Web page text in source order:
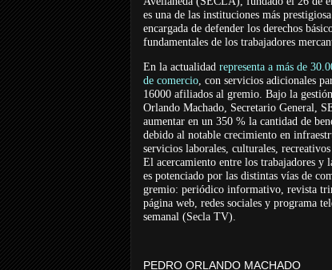
es una de las instituciones más
encargada de defender los derechos
fundamentales de los trabajadores
En la actualidad representa a más de
de comercio, con servicios adicionales
16000 afiliados al gremio. Bajo la
Orlando Machado, Secretario General,
aumentar en un 350 % la cantidad de
debido al notable crecimiento en
servicios laborales, culturales,
El acercamiento entre los trabajadores y
es potenciado por las distintas vías de
gremio: periódico informativo, revista
página web, redes sociales y programa
semanal (Secla TV).
PEDRO ORLANDO MACHADO